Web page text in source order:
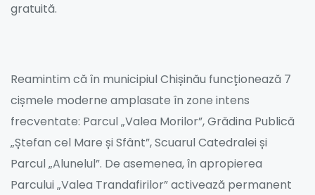
gratuită.
Reamintim că în municipiul Chișinău funcționează 7
cișmele moderne amplasate în zone intens
frecventate: Parcul „Valea Morilor”, Grădina Publică
„Ștefan cel Mare și Sfânt”, Scuarul Catedralei și
Parcul „Alunelul”. De asemenea, în apropierea
Parcului „Valea Trandafirilor” activează permanent